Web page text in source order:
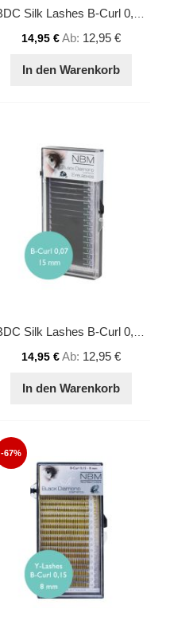
14,95 €Ab 12,95 €
In den Warenkorb
BDC Silk Lashes B-Curl 0,07 - 15 mm
14,95 €Ab 12,95 €
In den Warenkorb
-67%